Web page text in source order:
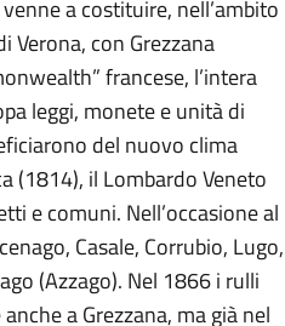
a costituire, nell’ambito
Verona, con Grezzana
francese, l’intera
leggi, monete e unità di
del nuovo clima
(1814), il Lombardo Veneto
e comuni. Nell’occasione al
Casale, Corrubio, Lugo,
(Azzago). Nel 1866 i rulli
a Grezzana, ma già nel